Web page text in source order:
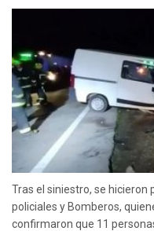
Tras el siniestro, se
policiales y Bomberos,
confirmaron que 11